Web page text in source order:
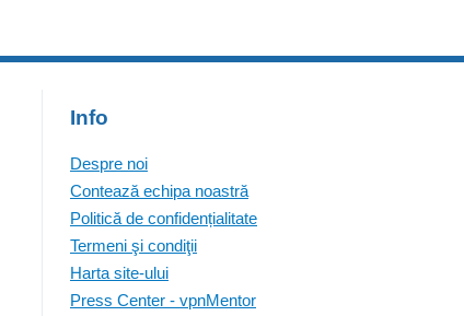
Info
Despre noi
Contează echipa noastră
Politică de confidențialitate
Termeni şi condiţii
Harta site-ului
Press Center - vpnMentor